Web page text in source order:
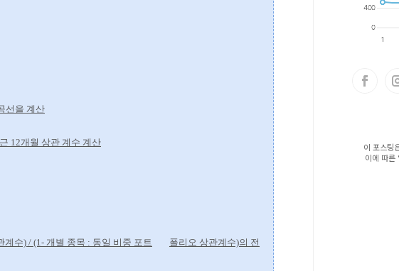
선을 계산
12개월 상관 계수 계산
계수) / (1- 개별 종목 : 동일 비중 포트
폴리오 상관계수)의 전
이 포스팅
이에 따른